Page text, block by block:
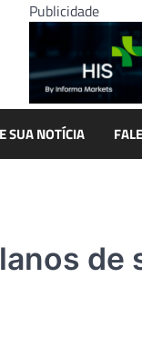
Publicidade
SUA NOTÍCIA
de